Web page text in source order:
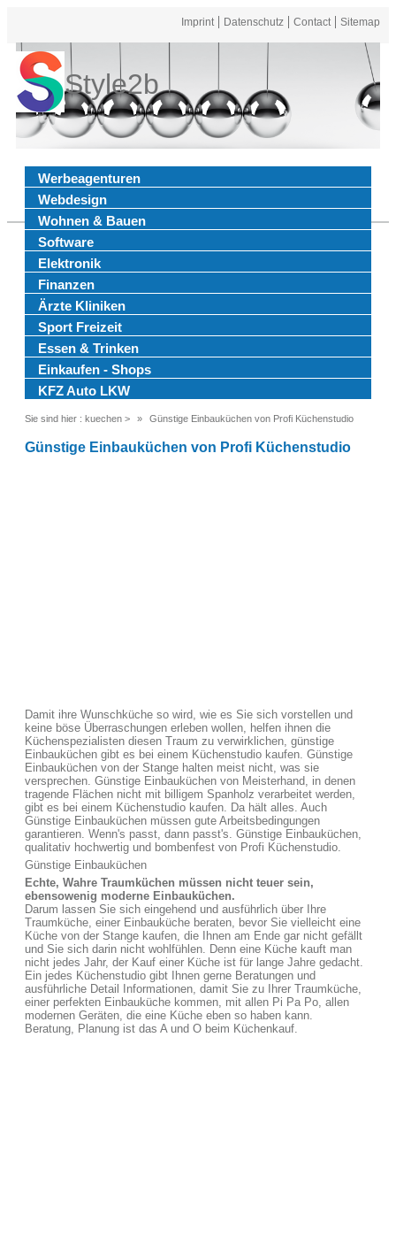
Imprint Datenschutz Contact Sitemap
Style2b
Werbeagenturen
Webdesign
Wohnen & Bauen
Software
Elektronik
Finanzen
Ärzte Kliniken
Sport Freizeit
Essen & Trinken
Einkaufen - Shops
KFZ Auto LKW
Sie sind hier : kuechen > Günstige Einbauküchen von Profi Küchenstudio
Günstige Einbauküchen von Profi Küchenstudio
Damit ihre Wunschküche so wird, wie es Sie sich vorstellen und
keine böse Überraschungen erleben wollen, helfen ihnen die
Küchenspezialisten diesen Traum zu verwirklichen, günstige
Einbauküchen gibt es bei einem Küchenstudio kaufen. Günstige
Einbauküchen von der Stange halten meist nicht, was sie
versprechen. Günstige Einbauküchen von Meisterhand, in denen
tragende Flächen nicht mit billigem Spanholz verarbeitet werden,
gibt es bei einem Küchenstudio kaufen. Da hält alles. Auch
Günstige Einbauküchen müssen gute Arbeitsbedingungen
garantieren. Wenn's passt, dann passt's. Günstige Einbauküchen,
qualitativ hochwertig und bombenfest von Profi Küchenstudio.
Günstige Einbauküchen
Echte, Wahre Traumküchen müssen nicht teuer sein,
ebensowenig moderne Einbauküchen.
Darum lassen Sie sich eingehend und ausführlich über Ihre
Traumküche, einer Einbauküche beraten, bevor Sie vielleicht eine
Küche von der Stange kaufen, die Ihnen am Ende gar nicht gefällt
und Sie sich darin nicht wohlfühlen. Denn eine Küche kauft man
nicht jedes Jahr, der Kauf einer Küche ist für lange Jahre gedacht.
Ein jedes Küchenstudio gibt Ihnen gerne Beratungen und
ausführliche Detail Informationen, damit Sie zu Ihrer Traumküche,
einer perfekten Einbauküche kommen, mit allen Pi Pa Po, allen
modernen Geräten, die eine Küche eben so haben kann.
Beratung, Planung ist das A und O beim Küchenkauf.